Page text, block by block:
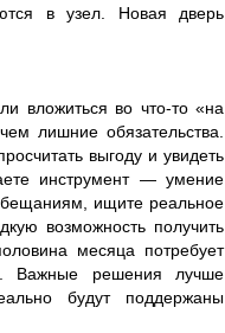
в узел. Новая дверь
вложиться во что-то «на
лишние обязательства.
выгоду и увидеть
инструмент — умение
ищите реальное
возможность получить
месяца потребует
Важные решения лучше
будут поддержаны